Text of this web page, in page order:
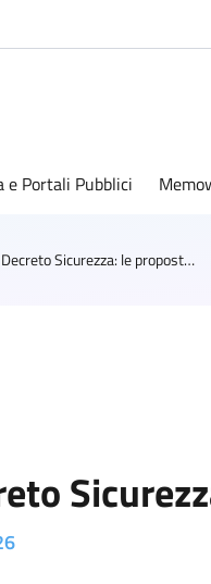
e Portali Pubblici
Conversione Decreto Sicurezza: le proposte dell'ANCI